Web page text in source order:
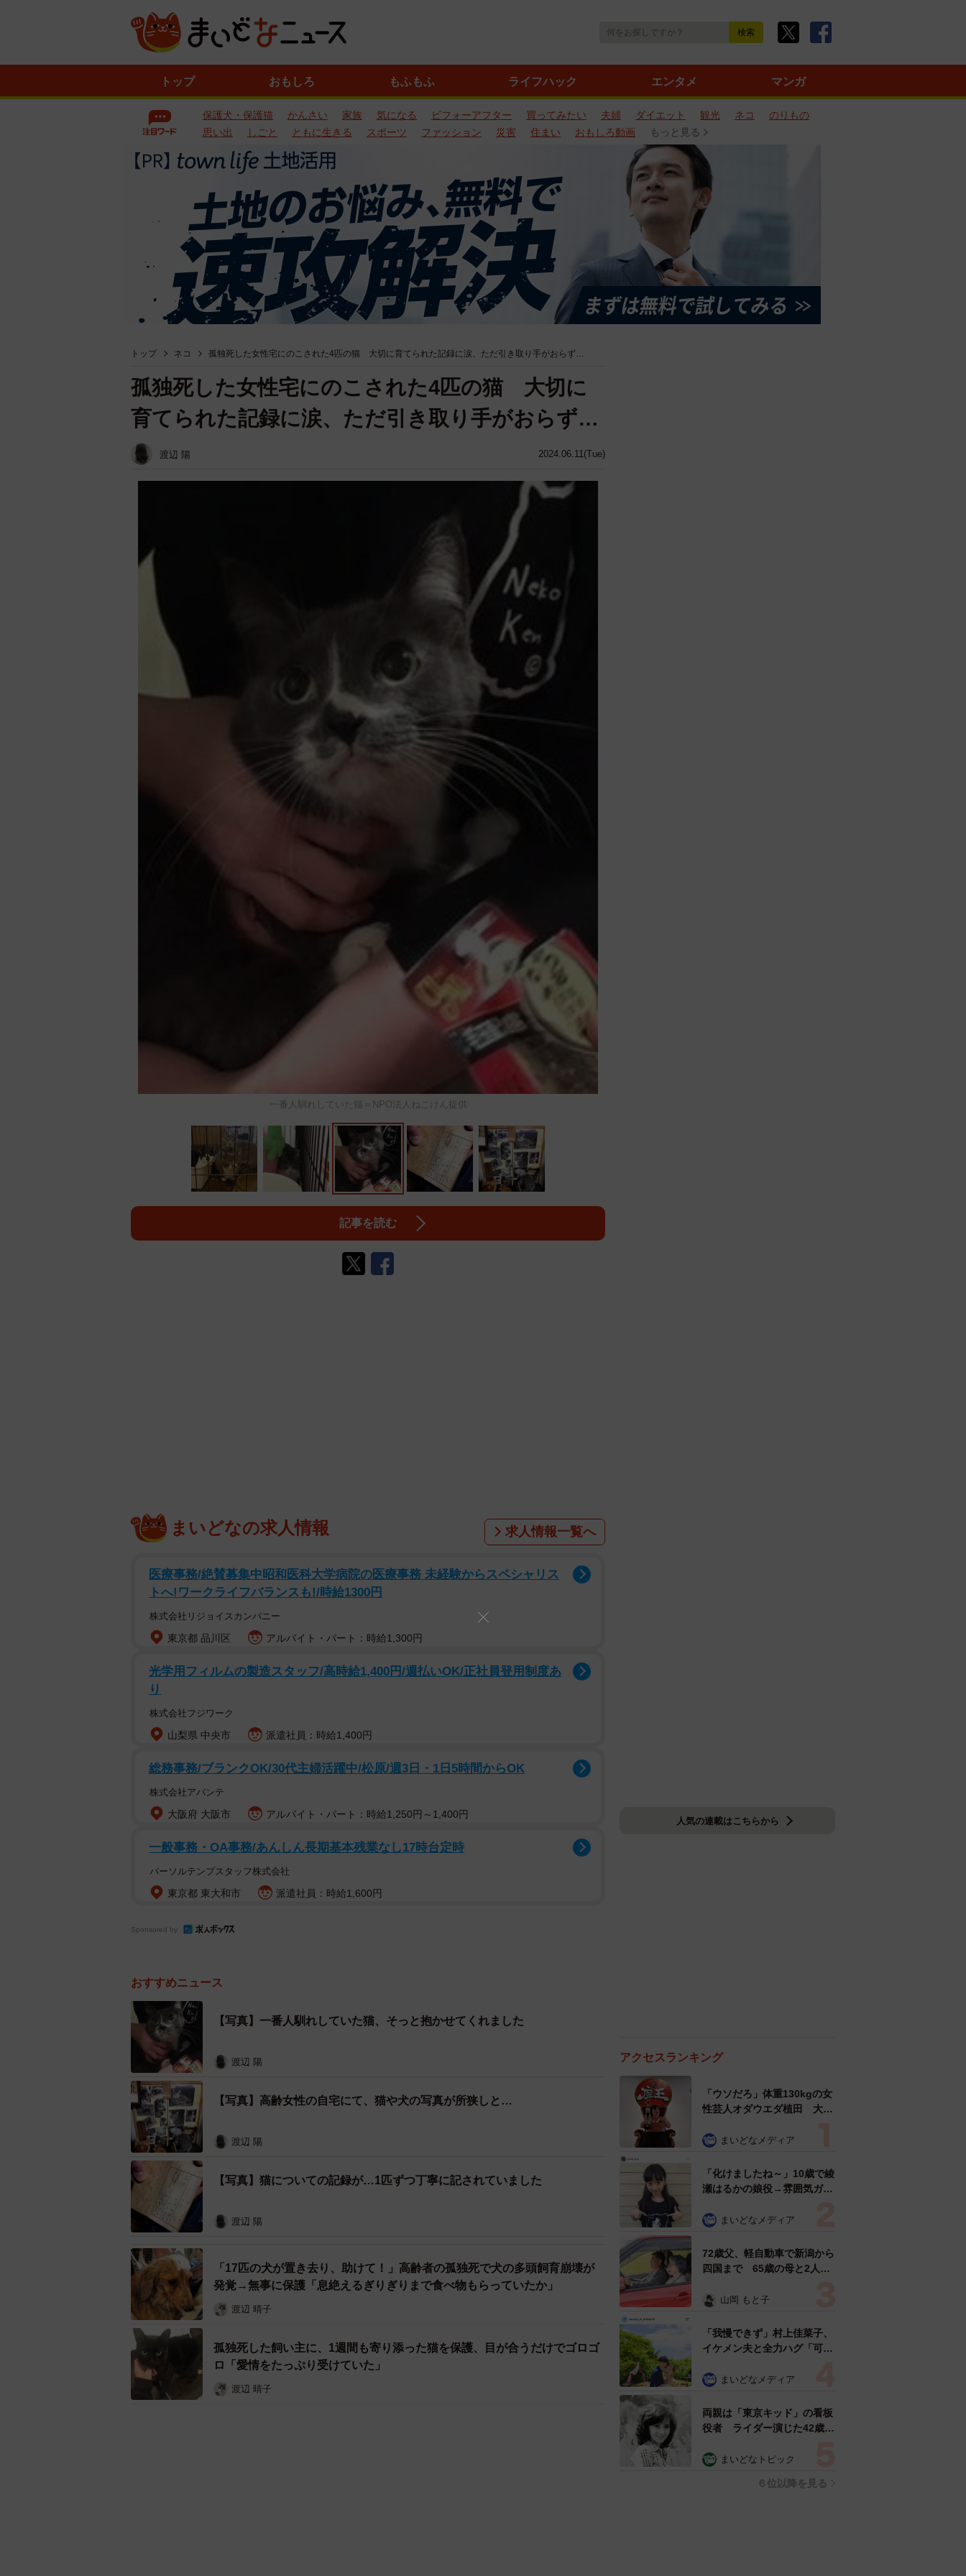
トップ おもしろ もふもふ ライフハック エンタメ マンガ
保護犬・保護猫 かんさい 家族 気になる ビフォーアフター 買ってみたい 夫婦 ダイエット 観光 ネコ
のりもの
思い出
しごと ともに生きる スポーツ ファッション 災害 住まい おもしろ動画 もっと見る
トップ ネコ 孤独死した女性宅にのこされた4匹の猫 大切に育てられた記録に涙、ただ引き取り手がおらず…
2024.06.11(Tue)
孤独死した女性宅にのこされた4匹の猫 大切に
育てられた記録に涙、ただ引き取り手がおらず…
渡辺 陽
一番人馴れしていた猫＝NPO法人ねこけん提供
記事を読む
まいどなの求人情報 求人情報一覧へ
医療事務/絶賛募集中昭和医科大学病院の医療事務 未経験からスペシャリス
トへ!ワークライフバランスも!/時給1300円
株式会社リジョイスカンパニー
東京都 品川区 アルバイト・パート：時給1,300円
光学用フィルムの製造スタッフ/高時給1,400円/週払いOK/正社員登用制度あ
り
株式会社フジワーク
山梨県 中央市 派遣社員：時給1,400円
総務事務/ブランクOK/30代主婦活躍中/松原/週3日・1日5時間からOK
株式会社アバンテ
大阪府 大阪市 アルバイト・パート：時給1,250円～1,400円
一般事務・OA事務/あんしん長期基本残業なし17時台定時
パーソルテンプスタッフ株式会社
東京都 東大和市 派遣社員：時給1,600円
Sponsored by
おすすめニュース
【写真】一番人馴れしていた猫、そっと抱かせてくれました
渡辺 陽
【写真】高齢女性の自宅にて、猫や犬の写真が所狭しと…
渡辺 陽
【写真】猫についての記録が…1匹ずつ丁寧に記されていました
渡辺 陽
「17匹の犬が置き去り、助けて！」高齢者の孤独死で犬の多頭飼育崩壊が
発覚→無事に保護「息絶えるぎりぎりまで食べ物もらっていたか」
渡辺 晴子
孤独死した飼い主に、1週間も寄り添った猫を保護、目が合うだけでゴロゴ
ロ「愛情をたっぷり受けていた」
渡辺 晴子
人気の連載はこちらから
アクセスランキング
「ウソだろ」体重130kgの女
性芸人オダウエダ植田 大学
で」 まいどなメディア
「化けましたね～」10歳で綾
瀬はるかの娘役→雰囲気ガラ
雰囲気が」「宝塚に入れそ
まいどなメディア
72歳父、軽自動車で新潟から
四国まで 65歳の母と2人で
憩まで分刻み… 「大学生で
山岡 もと子
「我慢できず」村上佳菜子、
イケメン夫と全力ハグ「可愛
まいどなメディア
両親は「東京キッド」の看板
役者 ライダー演じた42歳元
ングフォト」計画を明言
まいどなトピック
６位以降を見る